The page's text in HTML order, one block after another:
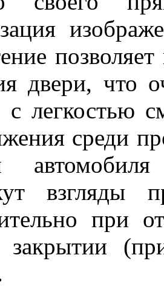
двери, что
с легкостью
среди
взгляды
при